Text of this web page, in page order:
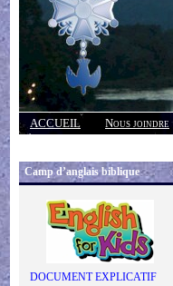
ACCUEIL Nous joindre
Réponses
Camp d’anglais biblique
DOCUMENT EXPLICATIF